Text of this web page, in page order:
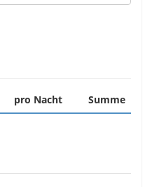
pro Nacht
Summe